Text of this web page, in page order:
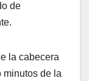
de
la cabecera
minutos de la